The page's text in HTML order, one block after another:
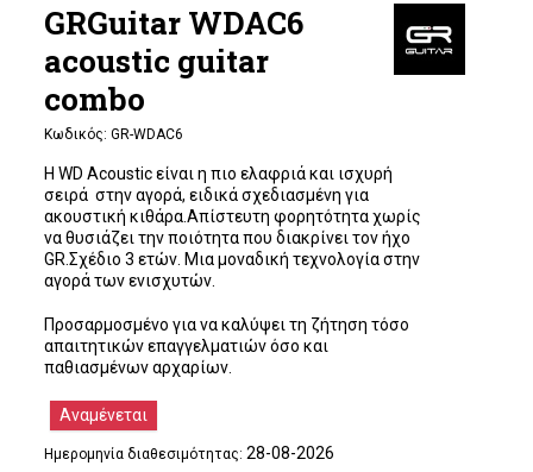
GRGuitar WDAC6
acoustic guitar
combo
Κωδικός: GR-WDAC6
Η WD Acoustic είναι η πιο ελαφριά και ισχυρή
σειρά στην αγορά, ειδικά σχεδιασμένη για
ακουστική κιθάρα.Απίστευτη φορητότητα χωρίς
να θυσιάζει την ποιότητα που διακρίνει τον ήχο
GR.Σχέδιο 3 ετών. Μια μοναδική τεχνολογία στην
αγορά των ενισχυτών.
Προσαρμοσμένο για να καλύψει τη ζήτηση τόσο
απαιτητικών επαγγελματιών όσο και
παθιασμένων αρχαρίων.
Αναμένεται
Ημερομηνία διαθεσιμότητας: 28-08-2026